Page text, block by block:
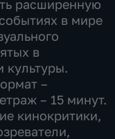
расширенную
в мире
в
культуры.
–
– 15 минут.
кинокритики,